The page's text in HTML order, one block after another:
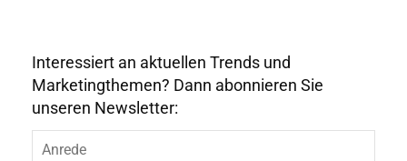
Interessiert an aktuellen Trends und
Marketingthemen? Dann abonnieren Sie
unseren Newsletter: